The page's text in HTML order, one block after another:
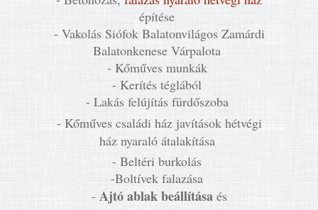
építése
- Vakolás Siófok Balatonvilágos Zamárdi
Balatonkenese Várpalota
- Kőműves munkák
- Kerítés téglából
- Lakás felújítás fürdőszoba
- Kőműves családi ház javítások hétvégi
ház nyaraló átalakítása
- Beltéri burkolás
-Boltívek falazása
- Ajtó ablak beállításaés